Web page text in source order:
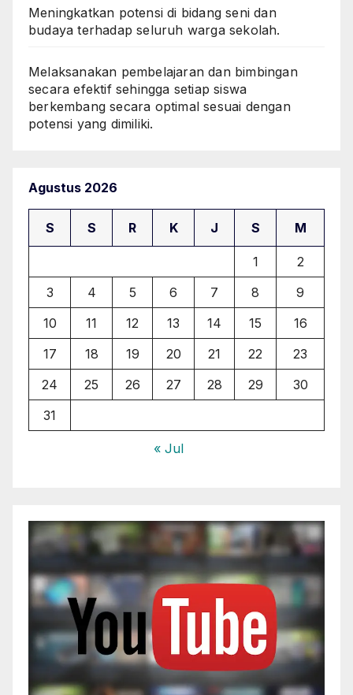
Meningkatkan potensi di bidang seni dan
budaya terhadap seluruh warga sekolah.
Melaksanakan pembelajaran dan bimbingan
secara efektif sehingga setiap siswa
berkembang secara optimal sesuai dengan
potensi yang dimiliki.
Agustus 2026
S S R K J S M
1
2
3
4 5 6 7 8
9
10
11 12 13 14 15
16
17
18 19 20 21 22
23
24
25 26 27 28 29
30
31
« Jul